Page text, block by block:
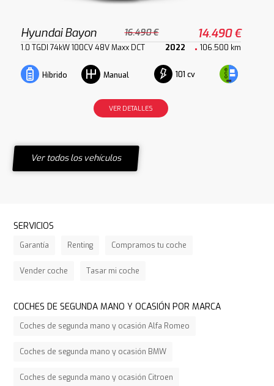
Hyundai Bayon 16.490 € 14.490 €
1.0 TGDI 74kW 100CV 48V Maxx DCT 2022 106.500 km
Híbrido Manual 101 cv
VER DETALLES
Ver todos los vehículos
SERVICIOS
Garantía Renting Compramos tu coche
Vender coche Tasar mi coche
COCHES DE SEGUNDA MANO Y OCASIÓN POR MARCA
Coches de segunda mano y ocasión Alfa Romeo
Coches de segunda mano y ocasión BMW
Coches de segunda mano y ocasión Citroen